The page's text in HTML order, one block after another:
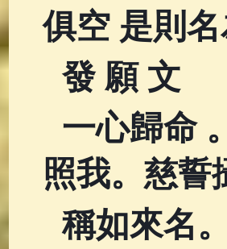
俱空 是則
發 願 文
一心歸命
照我。慈誓
稱如來名